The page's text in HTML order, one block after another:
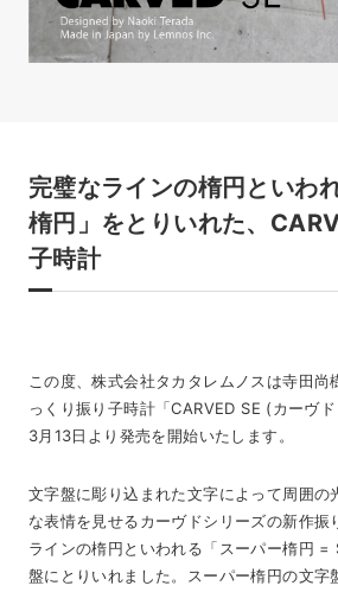
完璧なラインの楕円といわ
楕円」をとりいれた、
子時計
この度、株式会社タカタレムノスは寺田尚
っくり振り子時計「CARVED SE (カーヴ
3月13日より発売を開始いたします。
文字盤に彫り込まれた文字によって周囲の
な表情を見せるカーヴドシリーズの新作振
ラインの楕円といわれる「スーパー楕円
盤にとりいれました。スーパー楕円の文字